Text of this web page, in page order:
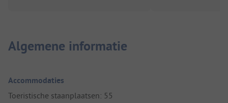
Algemene informatie
Accommodaties
Toeristische staanplaatsen: 55